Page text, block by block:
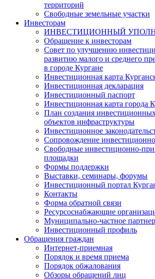
территорий
Свободные земельные участки
Инвесторам
ИНВЕСТИЦИОННЫЙ
Обращение к инвесторам
Совет по улучшению
развитию малого и среднего
в городе Кургане
Инвестиционная карта
Инвестиционная декларация
Инвестиционный паспорт
Инвестиционная карта города
План создания
объектов инфраструктуры
Инвестиционное
Сопровождение
Свободные инвестиционно-
площадки
Формы поддержки
Выставки, семинары, форумы
Инвестиционный портал
Контакты
Форма обратной связи
Ресурсоснабжающие
Муниципально-частное
Инвестиционный профиль
Обращения граждан
Интернет-приемная
Порядок и время приема
Порядок обжалования
Обзоры обращений лиц